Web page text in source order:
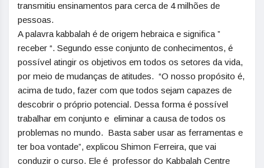
transmitiu ensinamentos para cerca de 4 milhões de
pessoas.
A palavra kabbalah é de origem hebraica e significa ”
receber “. Segundo esse conjunto de conhecimentos, é
possível atingir os objetivos em todos os setores da vida,
por meio de mudanças de atitudes. “O nosso propósito é,
acima de tudo, fazer com que todos sejam capazes de
descobrir o próprio potencial. Dessa forma é possível
trabalhar em conjunto e eliminar a causa de todos os
problemas no mundo. Basta saber usar as ferramentas e
ter boa vontade”, explicou Shimon Ferreira, que vai
conduzir o curso. Ele é professor do Kabbalah Centre